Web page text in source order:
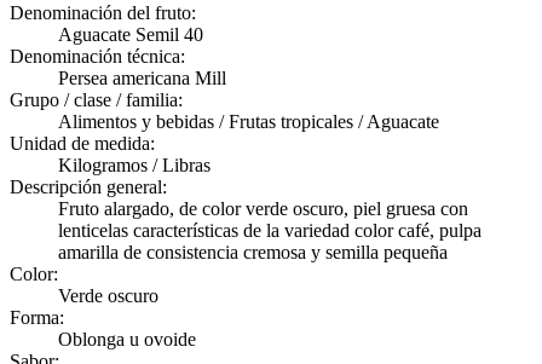
Denominación del fruto:
Aguacate Semil 40
Denominación técnica:
Persea americana Mill
Grupo / clase / familia:
Alimentos y bebidas / Frutas tropicales / Aguacate
Unidad de medida:
Kilogramos / Libras
Descripción general:
Fruto alargado, de color verde oscuro, piel gruesa con
lenticelas características de la variedad color café, pulpa
amarilla de consistencia cremosa y semilla pequeña
Color:
Verde oscuro
Forma:
Oblonga u ovoide